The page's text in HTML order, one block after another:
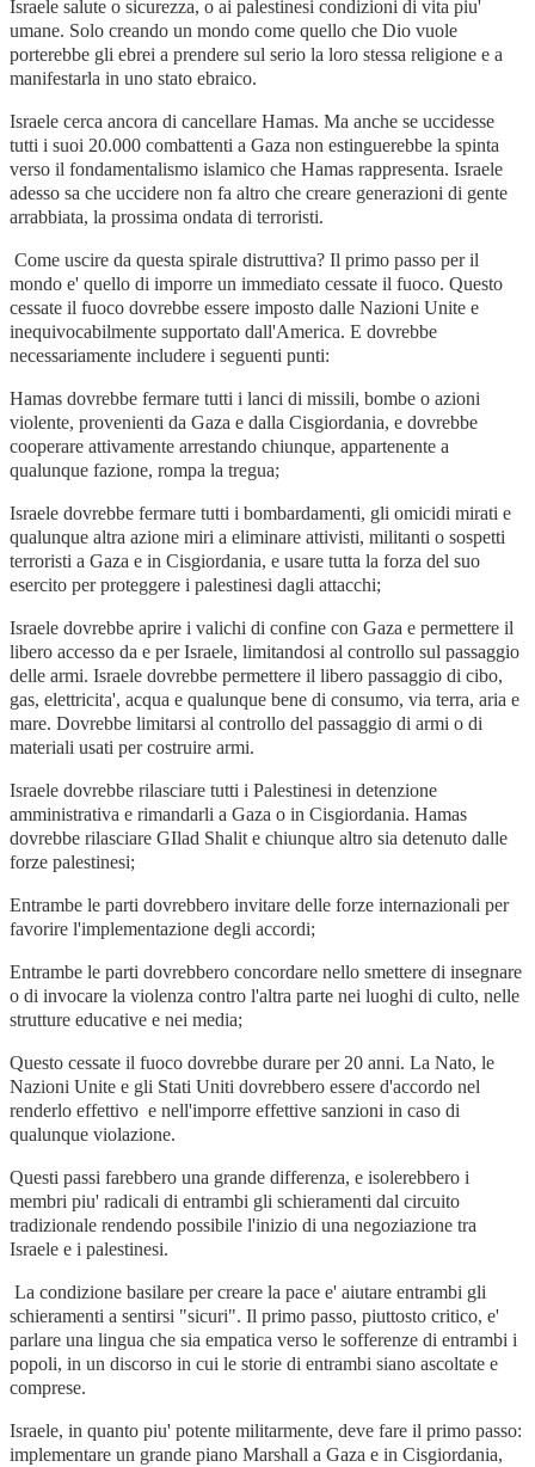
Israele salute o sicurezza, o ai palestinesi condizioni di vita piu'
umane. Solo creando un mondo come quello che Dio vuole
porterebbe gli ebrei a prendere sul serio la loro stessa religione e a
manifestarla in uno stato ebraico.
Israele cerca ancora di cancellare Hamas. Ma anche se uccidesse
tutti i suoi 20.000 combattenti a Gaza non estinguerebbe la spinta
verso il fondamentalismo islamico che Hamas rappresenta. Israele
adesso sa che uccidere non fa altro che creare generazioni di gente
arrabbiata, la prossima ondata di terroristi.
Come uscire da questa spirale distruttiva? Il primo passo per il
mondo e' quello di imporre un immediato cessate il fuoco. Questo
cessate il fuoco dovrebbe essere imposto dalle Nazioni Unite e
inequivocabilmente supportato dall'America. E dovrebbe
necessariamente includere i seguenti punti:
Hamas dovrebbe fermare tutti i lanci di missili, bombe o azioni
violente, provenienti da Gaza e dalla Cisgiordania, e dovrebbe
cooperare attivamente arrestando chiunque, appartenente a
qualunque fazione, rompa la tregua;
Israele dovrebbe fermare tutti i bombardamenti, gli omicidi mirati e
qualunque altra azione miri a eliminare attivisti, militanti o sospetti
terroristi a Gaza e in Cisgiordania, e usare tutta la forza del suo
esercito per proteggere i palestinesi dagli attacchi;
Israele dovrebbe aprire i valichi di confine con Gaza e permettere il
libero accesso da e per Israele, limitandosi al controllo sul passaggio
delle armi. Israele dovrebbe permettere il libero passaggio di cibo,
gas, elettricita', acqua e qualunque bene di consumo, via terra, aria e
mare. Dovrebbe limitarsi al controllo del passaggio di armi o di
materiali usati per costruire armi.
Israele dovrebbe rilasciare tutti i Palestinesi in detenzione
amministrativa e rimandarli a Gaza o in Cisgiordania. Hamas
dovrebbe rilasciare GIlad Shalit e chiunque altro sia detenuto dalle
forze palestinesi;
Entrambe le parti dovrebbero invitare delle forze internazionali per
favorire l'implementazione degli accordi;
Entrambe le parti dovrebbero concordare nello smettere di insegnare
o di invocare la violenza contro l'altra parte nei luoghi di culto, nelle
strutture educative e nei media;
Questo cessate il fuoco dovrebbe durare per 20 anni. La Nato, le
Nazioni Unite e gli Stati Uniti dovrebbero essere d'accordo nel
renderlo effettivo e nell'imporre effettive sanzioni in caso di
qualunque violazione.
Questi passi farebbero una grande differenza, e isolerebbero i
membri piu' radicali di entrambi gli schieramenti dal circuito
tradizionale rendendo possibile l'inizio di una negoziazione tra
Israele e i palestinesi.
La condizione basilare per creare la pace e' aiutare entrambi gli
schieramenti a sentirsi "sicuri". Il primo passo, piuttosto critico, e'
parlare una lingua che sia empatica verso le sofferenze di entrambi i
popoli, in un discorso in cui le storie di entrambi siano ascoltate e
comprese.
Israele, in quanto piu' potente militarmente, deve fare il primo passo:
implementare un grande piano Marshall a Gaza e in Cisgiordania,